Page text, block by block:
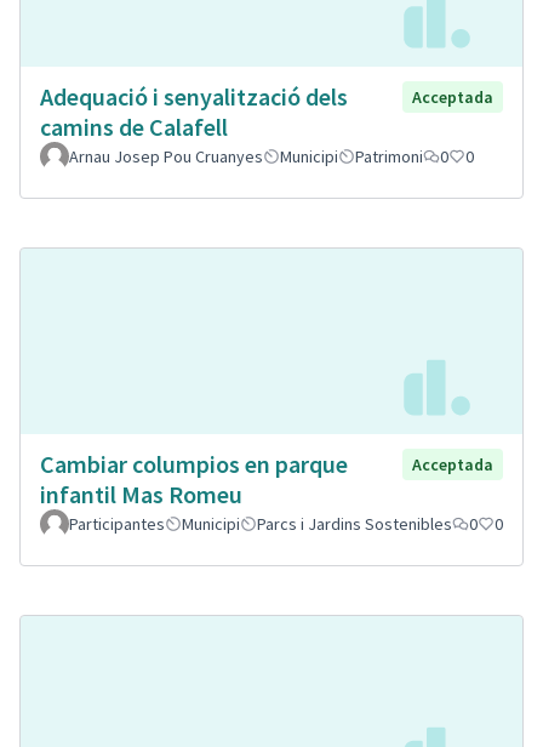
Adequació i senyalització dels
camins de Calafell
Acceptada
Arnau Josep Pou Cruanyes Municipi Patrimoni 0 0
Cambiar columpios en parque
infantil Mas Romeu
Acceptada
Participantes Municipi Parcs i Jardins Sostenibles 0 0